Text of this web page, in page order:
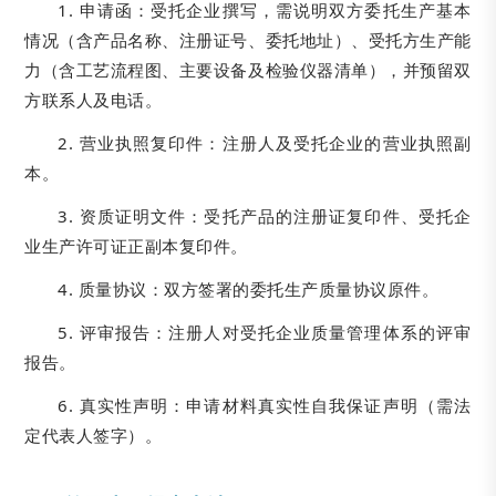
1. 申请函：受托企业撰写，需说明双方委托生产基本
情况（含产品名称、注册证号、委托地址）、受托方生产能
力（含工艺流程图、主要设备及检验仪器清单），并预留双
方联系人及电话。
2. 营业执照复印件：注册人及受托企业的营业执照副
本。
3. 资质证明文件：受托产品的注册证复印件、受托企
业生产许可证正副本复印件。
4. 质量协议：双方签署的委托生产质量协议原件。
5. 评审报告：注册人对受托企业质量管理体系的评审
报告。
6. 真实性声明：申请材料真实性自我保证声明（需法
定代表人签字）。